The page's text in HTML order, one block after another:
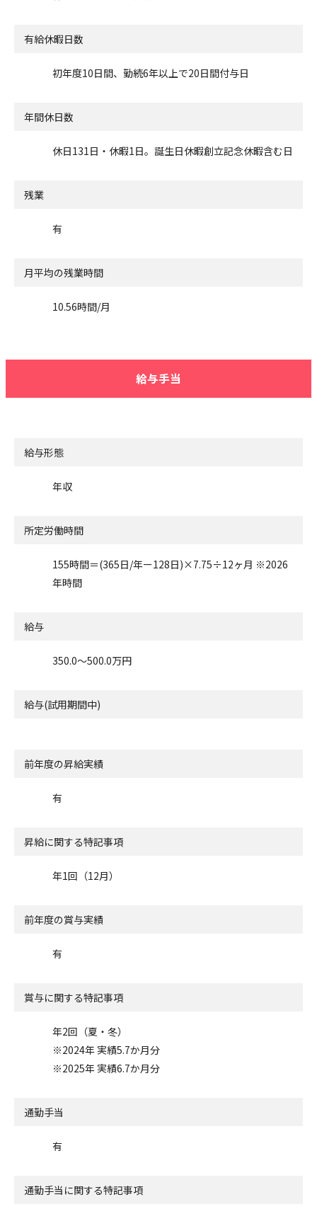
有給休暇日数
初年度10日間、勤続6年以上で20日間付与日
年間休日数
休日131日・休暇1日。誕生日休暇創立記念休暇含む日
残業
有
月平均の残業時間
10.56時間/月
給与手当
給与形態
年収
所定労働時間
155時間＝(365日/年ー128日)×7.75÷12ヶ月 ※2026
年時間
給与
350.0〜500.0万円
給与(試用期間中)
前年度の昇給実績
有
昇給に関する特記事項
年1回（12月）
前年度の賞与実績
有
賞与に関する特記事項
年2回（夏・冬）
※2024年 実績5.7か月分
※2025年 実績6.7か月分
通勤手当
有
通勤手当に関する特記事項